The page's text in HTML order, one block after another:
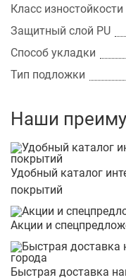
Класс изностойкости
Защитный слой PU
Способ укладки
Тип подложки
Наши
Удобный каталог
покрытий
Акции и
Быстрая доставка